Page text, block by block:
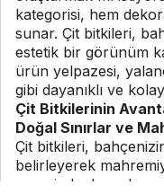
kategorisi, hem
sunar. Çit bitkileri,
estetik bir görünüm
ürün yelpazesi,
gibi dayanıklı ve
Çit Bitkilerinin
Doğal Sınırlar ve
Çit bitkileri,
belirleyerek
sayesinde dışarıdan